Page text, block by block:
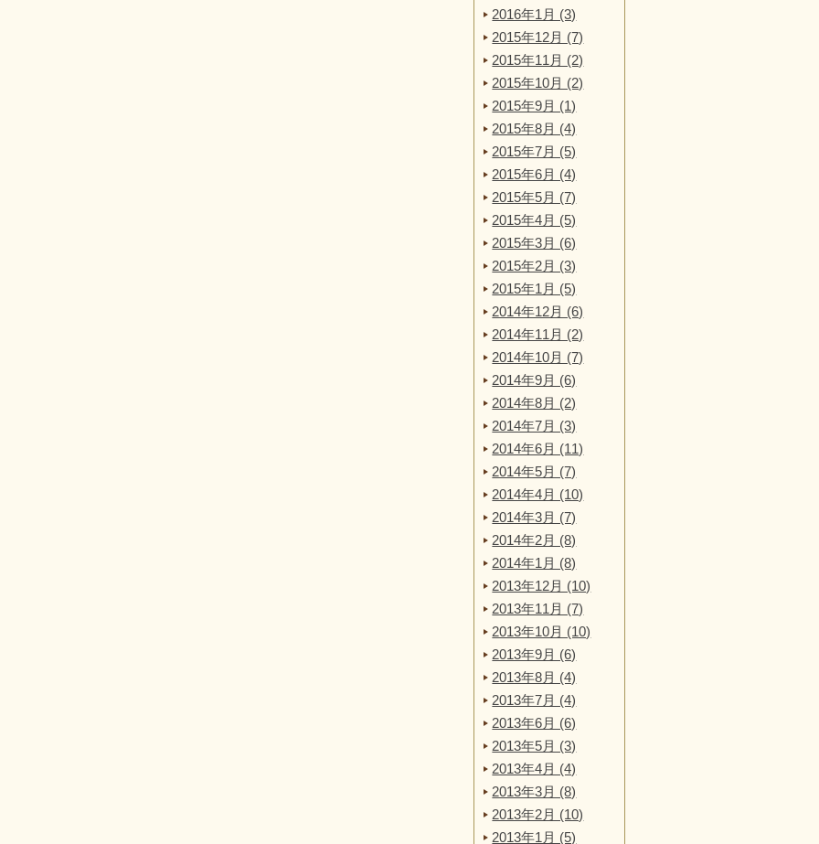
2016年1月 (3)
2015年12月 (7)
2015年11月 (2)
2015年10月 (2)
2015年9月 (1)
2015年8月 (4)
2015年7月 (5)
2015年6月 (4)
2015年5月 (7)
2015年4月 (5)
2015年3月 (6)
2015年2月 (3)
2015年1月 (5)
2014年12月 (6)
2014年11月 (2)
2014年10月 (7)
2014年9月 (6)
2014年8月 (2)
2014年7月 (3)
2014年6月 (11)
2014年5月 (7)
2014年4月 (10)
2014年3月 (7)
2014年2月 (8)
2014年1月 (8)
2013年12月 (10)
2013年11月 (7)
2013年10月 (10)
2013年9月 (6)
2013年8月 (4)
2013年7月 (4)
2013年6月 (6)
2013年5月 (3)
2013年4月 (4)
2013年3月 (8)
2013年2月 (10)
2013年1月 (5)